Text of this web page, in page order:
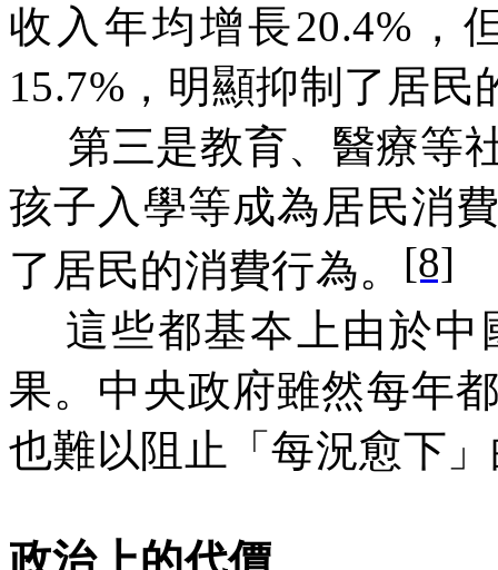
收入年均增長20.4% ，
15.7% ，明顯抑制了居民
第三是教育、醫療等
孩子入學等成為居民消
了居民的消費行為。 [8]
這些都基夲上由於
果。中央政府雖然每年
也難以阻止「每況愈下
政治上的代價